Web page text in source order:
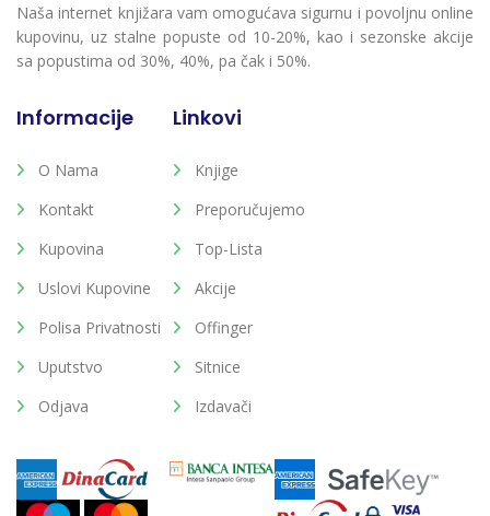
Naša internet knjižara vam omogućava sigurnu i povoljnu online
kupovinu, uz stalne popuste od 10-20%, kao i sezonske akcije
sa popustima od 30%, 40%, pa čak i 50%.
Informacije
O Nama
Kontakt
Kupovina
Uslovi Kupovine
Polisa Privatnosti
Uputstvo
Odjava
Linkovi
Knjige
Preporučujemo
Top-Lista
Akcije
Offinger
Sitnice
Izdavači